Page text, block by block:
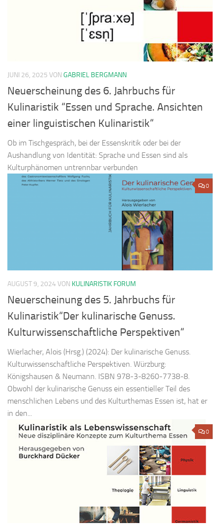
JUNI 26, 2025 VON GABRIEL BERGMANN
Neuerscheinung des 6. Jahrbuchs für
Kulinaristik “Essen und Sprache. Ansichten
einer linguistischen Kulinaristik“
Ob im Tischgespräch, bei der Essenskritik oder bei der
Aushandlung von Identität: Sprache und Essen sind als
Kulturphänomen untrennbar verbunden
0
AUGUST 9, 2024 VON KULINARISTIK FORUM
Neuerscheinung des 5. Jahrbuchs für
Kulinaristik“Der kulinarische Genuss.
Kulturwissenschaftliche Perspektiven“
Wierlacher, Alois (Hrsg.) (2024): Der kulinarische Genuss.
Kulturwissenschaftliche Perspektiven. Würzburg:
Königshausen & Neumann. ISBN 978-3-8260-7738-8.
Obwohl der kulinarische Genuss ein essentieller Teil des
menschlichen Lebens und des Kulturthemas Essen ist, hat er
in den...
0